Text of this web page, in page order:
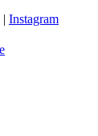
| Instagram